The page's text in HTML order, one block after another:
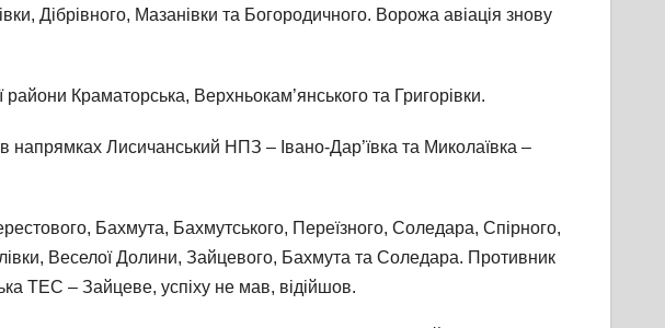
Дібрівного, Мазанівки та Богородичного. Ворожа авіація знову
Краматорська, Верхньокам’янського та Григорівки.
Лисичанський НПЗ – Івано-Дар’ївка та Миколаївка –
Бахмута, Бахмутського, Переїзного, Соледара, Спірного,
Веселої Долини, Зайцевого, Бахмута та Соледара. Противник
ТЕС – Зайцеве, успіху не мав, відійшов.